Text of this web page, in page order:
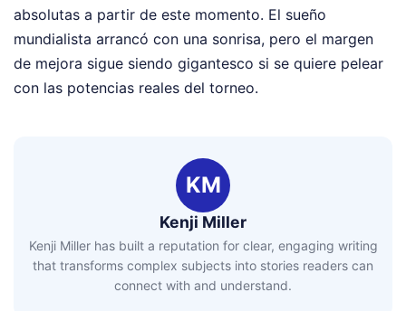
absolutas a partir de este momento. El sueño
mundialista arrancó con una sonrisa, pero el margen
de mejora sigue siendo gigantesco si se quiere pelear
con las potencias reales del torneo.
KM
Kenji Miller
Kenji Miller has built a reputation for clear, engaging writing
that transforms complex subjects into stories readers can
connect with and understand.